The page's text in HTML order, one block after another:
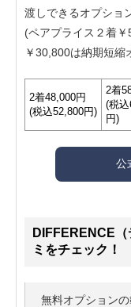
渡しできるオプショ
(ペアプライス２着
￥30,800は納期短縮
2着48,000円
(税込52,800円)
2着
(税
円)
公
DIFFERENCE
ミをチェック！
無料オプション